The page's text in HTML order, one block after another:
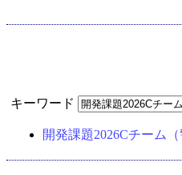
キーワード
開発課題2026Cチーム（